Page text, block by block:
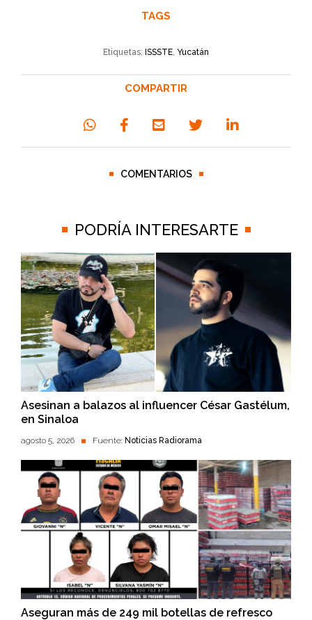
TAGS
Etiquetas: ISSSTE, Yucatán
COMPARTIR
COMENTARIOS
PODRÍA INTERESARTE
Asesinan a balazos al influencer César Gastélum,
en Sinaloa
agosto 5, 2026 Fuente: Noticias Radiorama
Aseguran más de 249 mil botellas de refresco